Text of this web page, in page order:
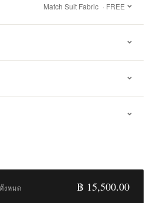
Match Suit Fabric · FREE
ทั้งหมด ฿ 15,500.00